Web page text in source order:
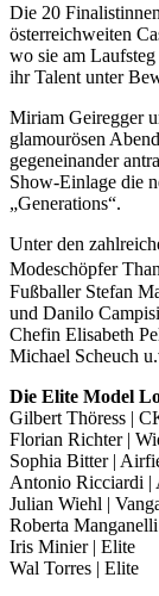
Die 20
österreichweiten
wo sie am
ihr Talent unter
Miriam Geiregger
glamourösen
gegeneinander
Show-Einlage die
„Generations“.
Unter den
Modeschöpfer
Fußballer Stefan
und Danilo
Chefin Elisabeth
Michael Scheuch
Die Elite Model
Gilbert Thöress |
Florian Richter |
Sophia Bitter |
Antonio Ricciardi |
Julian Wiehl |
Roberta
Iris Minier | Elite
Wal Torres | Elite